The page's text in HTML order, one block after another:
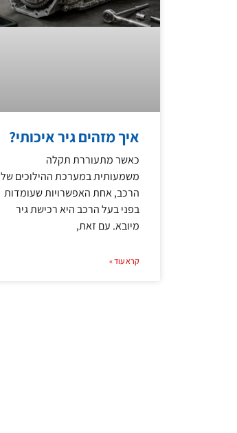
איך מזהים גיר איכותי?
כאשר מתעוררת תקלה
משמעותית במערכת ההילוכים של
הרכב, אחת האפשרויות שעומדות
בפני בעל הרכב היא רכישת גיר
מיובא. עם זאת,
קרא עוד »